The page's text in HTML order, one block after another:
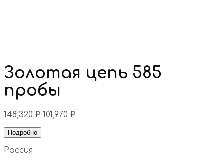
Золотая цепь 585
пробы
148,320₽ 101,970 ₽
Подробно
Россия